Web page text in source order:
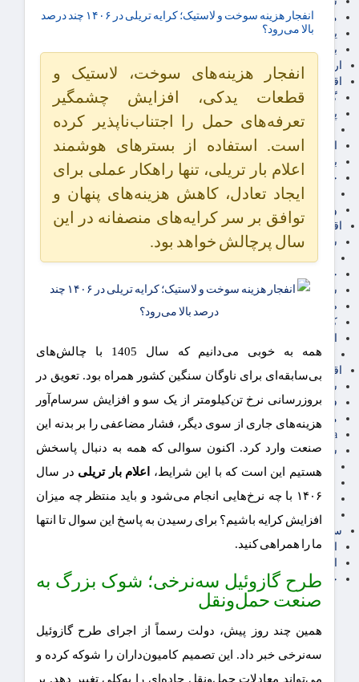
مالیات
یارانه و معیشت مردم
برق، آب و انرژی
ارز دیجیتال
اقتصاد اجتماعی
گردشگری
پزشکی، سلامت و زیبایی
ایران مدلب
اجتماعی
بازنشستگان
حقوق و قضایی
دفتر وکیل
ورزشی
اقتصاد شهری و روستایی
شهر و مسکن و عمران
گسترش ساختمان
حمل و نقل
شهرک های صنعتی
صنایع غذایی
کشاورزی و دامداری
استان تهران
اقتصاد بین الملل
سیاسی
فارکس
مناطق آزاد تجاری
24intermedia
سایر اخبار اقتصادی
عمومی و سرگرمی
آگهی رسمی و مزایده
آکادمی آموزش اقتصادی
سایر رسانه ها
اقتصاد فارسی
خرید انواع دیزل ژنراتور
انفجار هزینه سوخت و لاستیک؛ کرایه تریلی در ۱۴۰۶ چند درصد
بالا می‌رود؟
انفجار هزینه‌های سوخت، لاستیک و
قطعات یدکی، افزایش چشمگیر
تعرفه‌های حمل را اجتناب‌ناپذیر کرده
است. استفاده از بسترهای هوشمند
اعلام بار تریلی، تنها راهکار عملی برای
ایجاد تعادل، کاهش هزینه‌های پنهان و
توافق بر سر کرایه‌های منصفانه در این
سال پرچالش خواهد بود.
همه به خوبی می‌دانیم که سال 1405 با چالش‌های
بی‌سابقه‌ای برای ناوگان سنگین کشور همراه بود. تعویق در
بروزرسانی نرخ تن‌کیلومتر از یک سو و افزایش سرسام‌آور
هزینه‌های جاری از سوی دیگر، فشار مضاعفی را بر بدنه این
صنعت وارد کرد. اکنون سوالی که همه به دنبال پاسخش
هستیم این است که با این شرایط،
اعلام بار تریلی در سال
۱۴۰۶ با چه نرخ‌هایی انجام می‌شود و باید منتظر چه میزان
افزایش کرایه باشیم؟ برای رسیدن به پاسخ این سوال تا انتها
ما را همراهی کنید.
طرح گازوئیل سه‌نرخی؛ شوک بزرگ به
صنعت حمل‌ونقل
همین چند روز پیش، دولت رسماً از اجرای طرح گازوئیل
سه‌نرخی خبر داد. این تصمیم کامیون‌داران را شوکه کرده و
می‌تواند معادلات حمل‌ونقل جاده‌ای را به‌کلی تغییر دهد. بر